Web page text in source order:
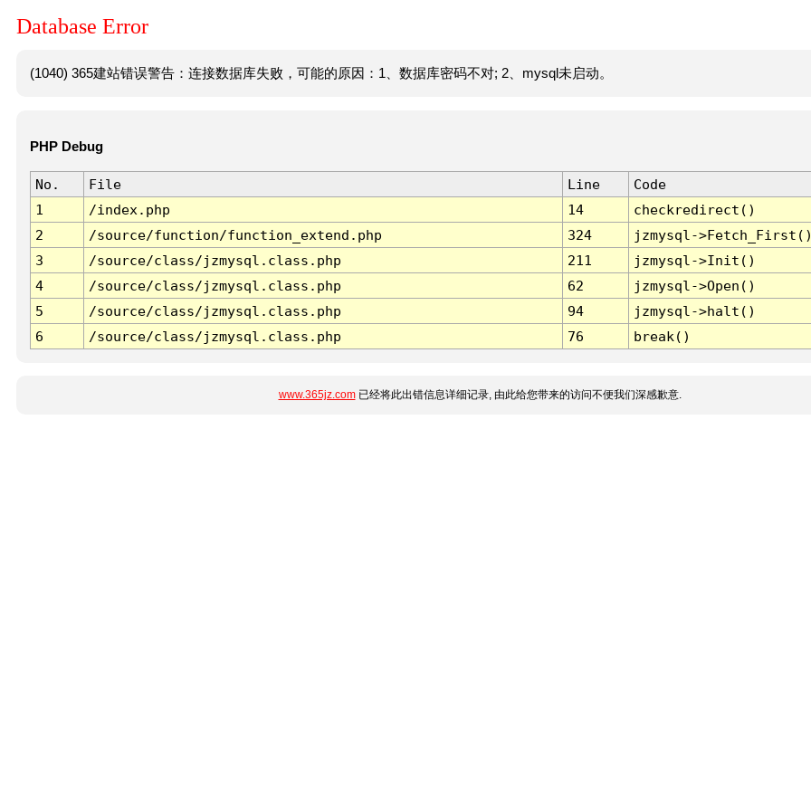
Database Error
(1040) 365建站错误警告：连接数据库失败，可能的原因：1、数据库密码不对; 2、mysql未启动。
PHP Debug
No. File Line
Code
1
/index.php 14
checkredirect()
2
/source/function/function_extend.php 324
jzmysql-
3
/source/class/jzmysql.class.php 211
jzmysql->Init()
4
/source/class/jzmysql.class.php 62
jzmysql->Open()
5
/source/class/jzmysql.class.php 94
jzmysql->halt()
6
/source/class/jzmysql.class.php 76 break()
www.365jz.com已经将此出错信息详细记录, 由此给您带来的访问不便我们深感歉意.